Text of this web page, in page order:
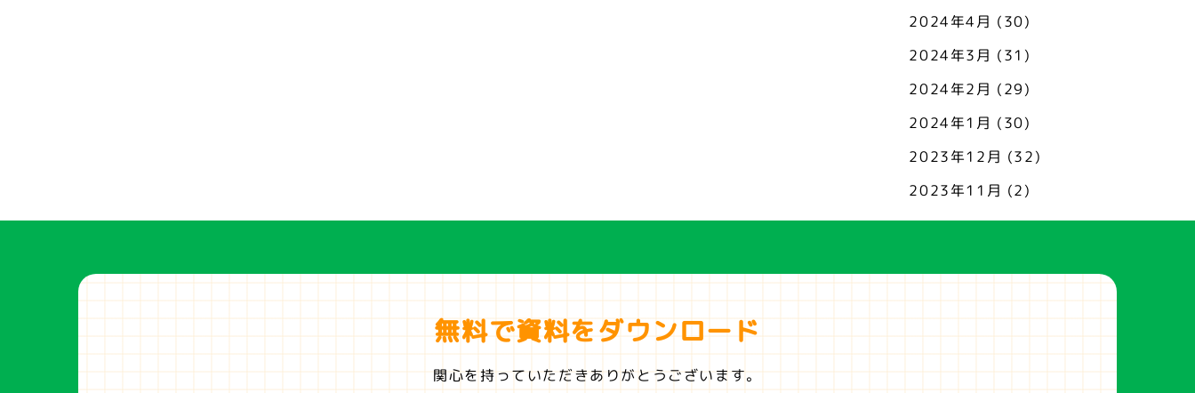
2024年4月 (30)
2024年3月 (31)
2024年2月 (29)
2024年1月 (30)
2023年12月 (32)
2023年11月 (2)
無料で資料をダウンロード
関心を持っていただきありがとうございます。